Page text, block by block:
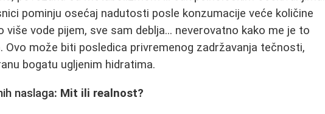
pominju osećaj nadutosti posle konzumacije veće količine
više vode pijem, sve sam deblja... neverovatno kako me je to
Ovo može biti posledica privremenog zadržavanja tečnosti,
bogatu ugljenim hidratima.
naslaga: Mit ili realnost?